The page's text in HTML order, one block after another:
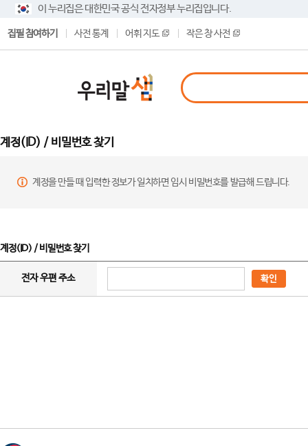
이 누리집은 대한민국 공식 전자정부 누리집입니다.
집필 참여하기 사전 통계 어휘 지도 작은 창 사전
계정(ID) / 비밀번호 찾기
계정을 만들 때 입력한 정보가 일치하면 임시 비밀번호를 발급해 드립니다.
계정(ID) / 비밀번호 찾기
전자 우편 주소 확인